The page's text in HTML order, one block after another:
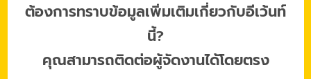
ต้องการทราบข้อมูลเพิ่มเติมเกี่ยวกับอีเว้นท์
นี้?
คุณสามารถติดต่อผู้จัดงานได้โดยตรง